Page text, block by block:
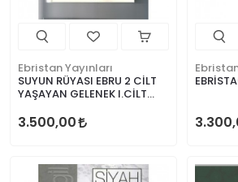
Ebristan Yayınları
SUYUN RÜYASI EBRU 2 CİLT
YAŞAYAN GELENEK I.CİLT
3.500,00